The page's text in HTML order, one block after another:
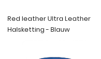
Red leather Ultra Leather
Halsketting - Blauw